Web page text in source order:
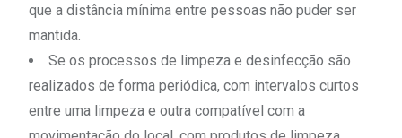
que a distância mínima entre pessoas não puder ser
mantida.
Se os processos de limpeza e desinfecção são
realizados de forma periódica, com intervalos curtos
entre uma limpeza e outra compatível com a